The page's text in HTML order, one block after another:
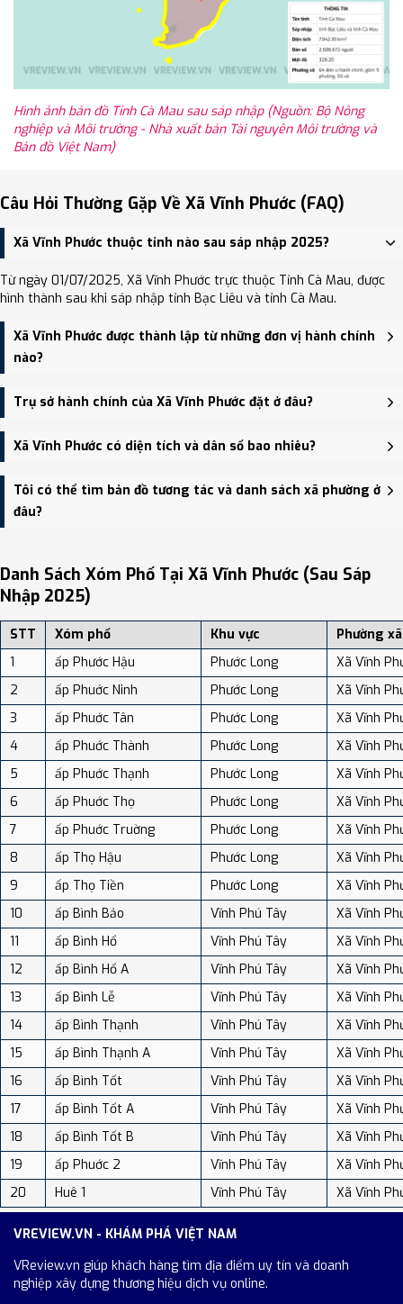
Hình ảnh bản đồ Tỉnh Cà Mau sau sáp nhập (Nguồn: Bộ Nông
nghiệp và Môi trường - Nhà xuất bản Tài nguyên Môi trường và
Bản đồ Việt Nam)
Câu Hỏi Thường Gặp Về Xã Vĩnh Phước (FAQ)
Xã Vĩnh Phước thuộc tỉnh nào sau sáp nhập 2025?
Từ ngày 01/07/2025, Xã Vĩnh Phước trực thuộc Tỉnh Cà Mau, được
hình thành sau khi sáp nhập tỉnh Bạc Liêu và tỉnh Cà Mau.
Xã Vĩnh Phước được thành lập từ những đơn vị hành chính
nào?
Xã Vĩnh Phước được thành lập trên cơ sở sáp nhập Xã Phước Long,
Xã Vĩnh Phú Tây.
Trụ sở hành chính của Xã Vĩnh Phước đặt ở đâu?
Trụ sở hành chính mới của Xã Vĩnh Phước đặt tại đang cập nhật -
trung tâm khu vực thuận tiện giao thông.
Xã Vĩnh Phước có diện tích và dân số bao nhiêu?
Xã Vĩnh Phước có Diện tích: 75.50 km², Dân số: 20,014 người, Mật
độ dân số: Khoảng 265.09 người/km²
Tôi có thể tìm bản đồ tương tác và danh sách xã phường ở
đâu?
địa điểm tại: VReview.vn - Nền tảng review địa điểm, dịch vụ và du
lịch uy tín tại Việt Nam.
Danh Sách Xóm Phố Tại Xã Vĩnh Phước (sau Sáp
Nhập 2025)
STT Xóm phố Khu vực
Phường xã
1
ấp Phước Hậu Phước Long
Xã Vĩnh
2
ấp Phuớc Ninh Phước Long
Xã Vĩnh
3
ấp Phuớc Tân Phước Long
Xã Vĩnh
4
ấp Phuớc Thành Phước Long
Xã Vĩnh
5
ấp Phuớc Thạnh Phước Long
Xã Vĩnh
6
ấp Phuớc Thọ Phước Long
Xã Vĩnh
7
ấp Phuớc Truờng Phước Long
Xã Vĩnh
8
ấp Thọ Hậu Phước Long
Xã Vĩnh
9
ấp Thọ Tiền Phước Long
Xã Vĩnh
10
ấp Bình Bảo Vĩnh Phú Tây
Xã Vĩnh
11
ấp Bình Hổ Vĩnh Phú Tây
Xã Vĩnh
12
ấp Bình Hổ A Vĩnh Phú Tây
Xã Vĩnh
13
ấp Bình Lễ Vĩnh Phú Tây
Xã Vĩnh
14
ấp Bình Thạnh Vĩnh Phú Tây
Xã Vĩnh
15
ấp Bình Thạnh A Vĩnh Phú Tây
Xã Vĩnh
16
ấp Bình Tốt Vĩnh Phú Tây
Xã Vĩnh
17
ấp Bình Tốt A Vĩnh Phú Tây
Xã Vĩnh
18
ấp Bình Tốt B Vĩnh Phú Tây
Xã Vĩnh
19
ấp Phuớc 2 Vĩnh Phú Tây
Xã Vĩnh
20
Huê 1 Vĩnh Phú Tây Xã Vĩnh
VREVIEW.VN - KHÁM PHÁ VIỆT NAM
VReview.vn giúp khách hàng tìm địa điểm uy tín và doanh
nghiệp xây dựng thương hiệu dịch vụ online.